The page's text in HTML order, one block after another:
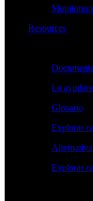
Monitores
Resources
Le
Glosario
Explorar
Explorar